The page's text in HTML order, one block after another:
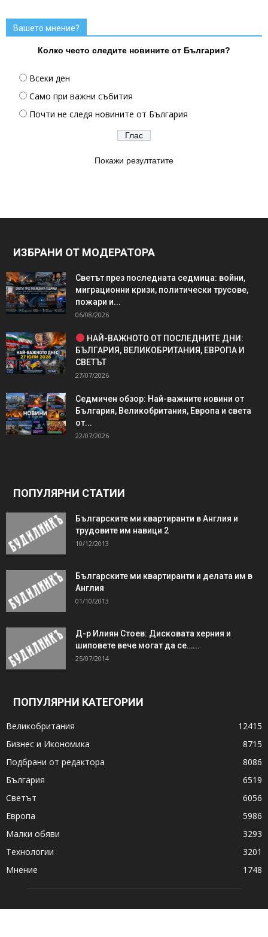
Вашето мнение?
Колко често следите новините от България?
Всеки ден
Само при важни събития
Почти не следя новините от България
Покажи резултатите
ИЗБРАНИ ОТ МОДЕРАТОРА
Светът през последната седмица: войни,
миграционни кризи, политически трусове,
пожари и...
06/08/2026
НАЙ-ВАЖНОТО ОТ ПОСЛЕДНИТЕ ДНИ:
БЪЛГАРИЯ, ВЕЛИКОБРИТАНИЯ, ЕВРОПА И
СВЕТЪТ
27/07/2026
Седмичен обзор: Най-важните новини от
България, Великобритания, Европа и света
от...
22/07/2026
ПОПУЛЯРНИ СТАТИИ
Българските ми квартиранти в Англия и
трудовите им навици 2
10/12/2013
Българските ми квартиранти и делата им в
Англия
01/10/2013
Д-р Илиян Стоев: Дисковата херния и
шиповете вече могат да се…...
25/07/2014
ПОПУЛЯРНИ КАТЕГОРИИ
Великобритания
12415
Бизнес и Икономика
8715
Подбрани от редактора
8086
България
6519
Светът
6056
Европа
5986
Малки обяви
3293
Технологии
3201
Мнение
1748